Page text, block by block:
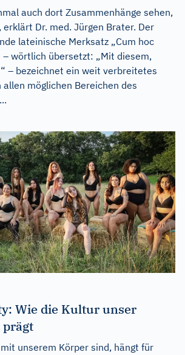
auch dort Zusammenhänge sehen,
erklärt Dr. med. Jürgen Brater. Der
lateinische Merksatz „Cum hoc
– wörtlich übersetzt: „Mit diesem,
– bezeichnet ein weit verbreitetes
allen möglichen Bereichen des
Wie die Kultur unser
unserem Körper sind, hängt für